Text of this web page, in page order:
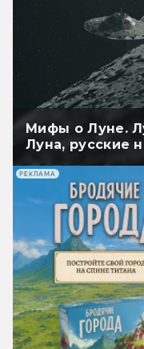
Мифы о Луне.
Луна, русские
РЕКЛАМА